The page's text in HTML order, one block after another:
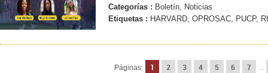
Categorías : Boletín, Noticias
Etiquetas : HARVARD, OPROSAC, PUCP,
Páginas: 1 2 3 4 5 6 7 ...